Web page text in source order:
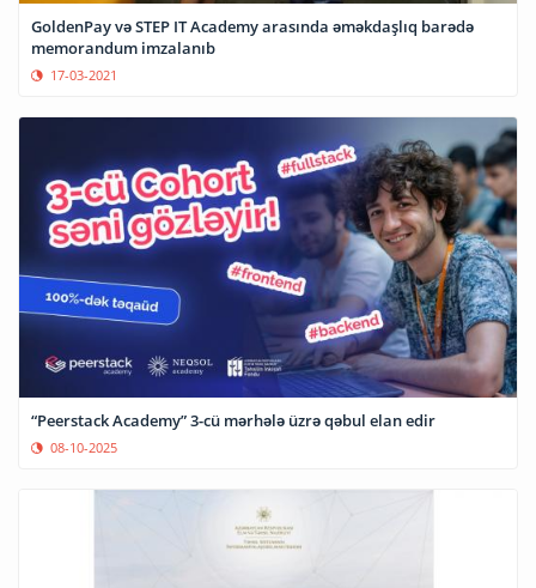
GoldenPay və STEP IT Academy arasında əməkdaşlıq barədə
memorandum imzalanıb
17-03-2021
“Peerstack Academy” 3-cü mərhələ üzrə qəbul elan edir
08-10-2025